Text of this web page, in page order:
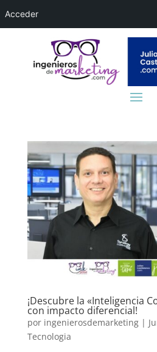
¡Descubre la «Inteligencia
con impacto diferencial!
por ingenierosdemarketing|
Tecnologia
Acceder